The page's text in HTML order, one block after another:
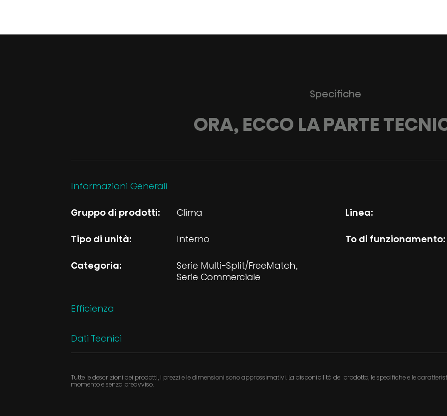
Specifiche
ORA, ECCO LA PARTE
Informazioni Generali
Gruppo di prodotti: Clima Linea:
Tipo di unità: Interno To di funzionamento:
Categoria:
Serie Multi-Split/FreeMatch
Serie Commerciale
Efficienza
Dati Tecnici
Tutte le descrizioni dei prodotti, i prezzi e le dimensioni sono approssimativi. La disponibilità del prodotto, le specifiche e le
momento e senza preavviso.